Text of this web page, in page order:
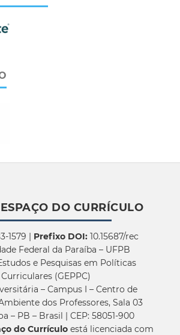
DO CURRÍCULO
1579 | Prefixo DOI:10.15687/rec
Federal da Paraíba – UFPB
e Pesquisas em Políticas
Curriculares (GEPPC)
– Campus I – Centro de
dos Professores, Sala 03
– PB – Brasil | CEP: 58051-900
do Currículo está licenciada com